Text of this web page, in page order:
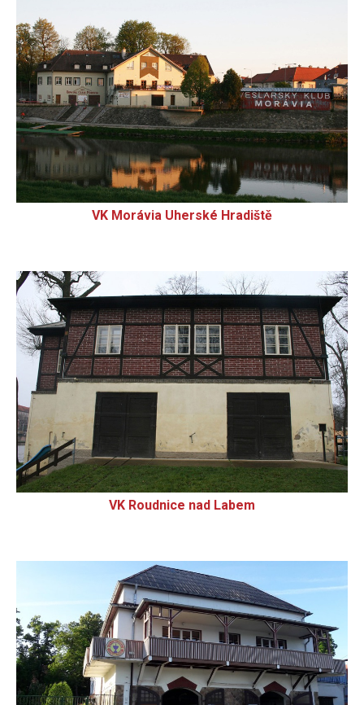
VK Morávia Uherské Hradiště
VK Roudnice nad Labem